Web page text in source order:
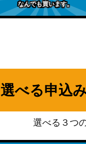
なんでも買います。
選べる申込
選べる３つ